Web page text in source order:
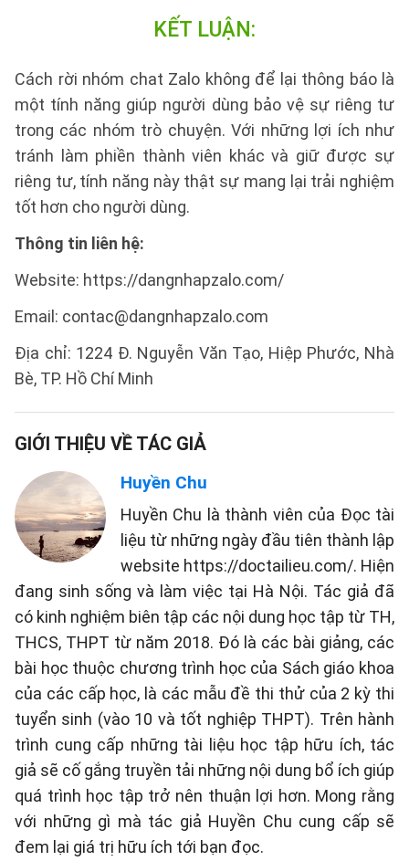
KẾT LUẬN:
Cách rời nhóm chat Zalo không để lại thông báo là
một tính năng giúp người dùng bảo vệ sự riêng tư
trong các nhóm trò chuyện. Với những lợi ích như
tránh làm phiền thành viên khác và giữ được sự
riêng tư, tính năng này thật sự mang lại trải nghiệm
tốt hơn cho người dùng.
Thông tin liên hệ:
Website: https://dangnhapzalo.com/
Email: contac@dangnhapzalo.com
Địa chỉ: 1224 Đ. Nguyễn Văn Tạo, Hiệp Phước, Nhà
Bè, TP. Hồ Chí Minh
GIỚI THIỆU VỀ TÁC GIẢ
Huyền Chu
Huyền Chu là thành viên của Đọc tài
liệu từ những ngày đầu tiên thành lập
website https://doctailieu.com/. Hiện
đang sinh sống và làm việc tại Hà Nội. Tác giả đã
có kinh nghiệm biên tập các nội dung học tập từ TH,
THCS, THPT từ năm 2018. Đó là các bài giảng, các
bài học thuộc chương trình học của Sách giáo khoa
của các cấp học, là các mẫu đề thi thử của 2 kỳ thi
tuyển sinh (vào 10 và tốt nghiệp THPT). Trên hành
trình cung cấp những tài liệu học tập hữu ích, tác
giả sẽ cố gắng truyền tải những nội dung bổ ích giúp
quá trình học tập trở nên thuận lợi hơn. Mong rằng
với những gì mà tác giả Huyền Chu cung cấp sẽ
đem lại giá trị hữu ích tới bạn đọc.